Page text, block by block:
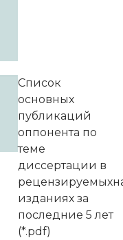
Список
основных
публикаций
оппонента по
теме
диссертации в
изданиях за
последние 5 лет
(*.pdf)